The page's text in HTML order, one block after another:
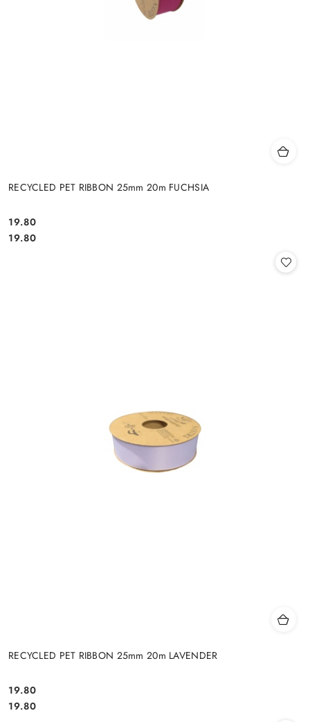
RECYCLED PET RIBBON 25mm 20m FUCHSIA
Cena:
19.80
Cena:
19.80
RECYCLED PET RIBBON 25mm 20m LAVENDER
Cena:
19.80
Cena:
19.80